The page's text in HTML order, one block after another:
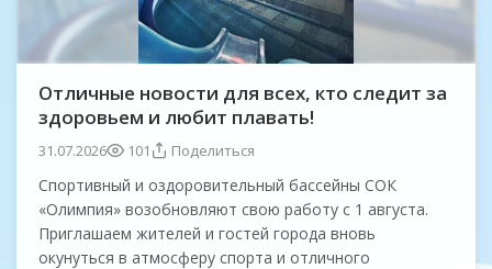
Отличные новости для всех, кто следит за
здоровьем и любит плавать!
31.07.2026 101 Поделиться
Спортивный и оздоровительный бассейны СОК
«Олимпия» возобновляют свою работу с 1 августа.
Приглашаем жителей и гостей города вновь
окунуться в атмосферу спорта и отличного